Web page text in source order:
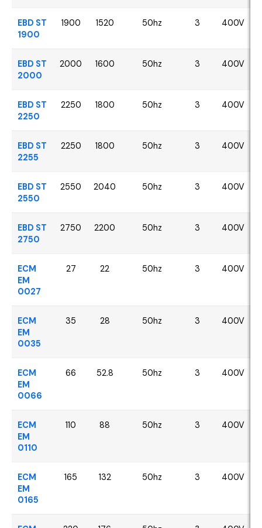
EBD ST
1900
1900 1520 50hz 3 400V
EBD ST
2000
2000 1600 50hz 3 400V
EBD ST
2250
2250 1800 50hz 3 400V
EBD ST
2255
2250 1800 50hz 3 400V
EBD ST
2550
2550 2040 50hz 3 400V
EBD ST
2750
2750 2200 50hz 3 400V
ECM
EM
0027
27 22 50hz 3 400V
ECM
EM
0035
35 28 50hz 3 400V
ECM
EM
0066
66 52.8 50hz 3 400V
ECM
EM
0110
110 88 50hz 3 400V
ECM
EM
0165
165 132 50hz 3 400V